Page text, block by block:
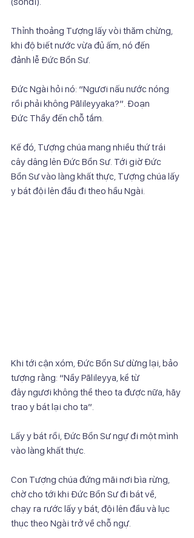
Thỉnh thoảng Tượng lấy vòi thăm chừng,
khi độ biết nước vừa đủ ấm, nó đến
đảnh lễ Đức Bổn Sư.
Đức Ngài hỏi nó: “Ngươi nấu nước nóng
rồi phải không Pālileyyaka?”. Đoạn
Đức Thầy đến chỗ tắm.
Kế đó, Tượng chúa mang nhiều thứ trái
cây dâng lên Đức Bổn Sư. Tới giờ Đức
Bổn Sư vào làng khất thực, Tượng chúa lấy
y bát đội lên đầu đi theo hầu Ngài.
Khi tới cận xóm, Đức Bổn Sư dừng lại, bảo
tượng rằng: “Nầy Pālileyya, kể từ
đây ngươi không thể theo ta được nữa, hãy
trao y bát lại cho ta”.
Lấy y bát rồi, Đức Bổn Sư ngự đi một mình
vào làng khất thực.
Con Tượng chúa đứng mãi nơi bìa rừng,
chờ cho tới khi Đức Bổn Sư đi bát về,
chạy ra rước lấy y bát, đội lên đầu và lục
thục theo Ngài trở về chỗ ngự.